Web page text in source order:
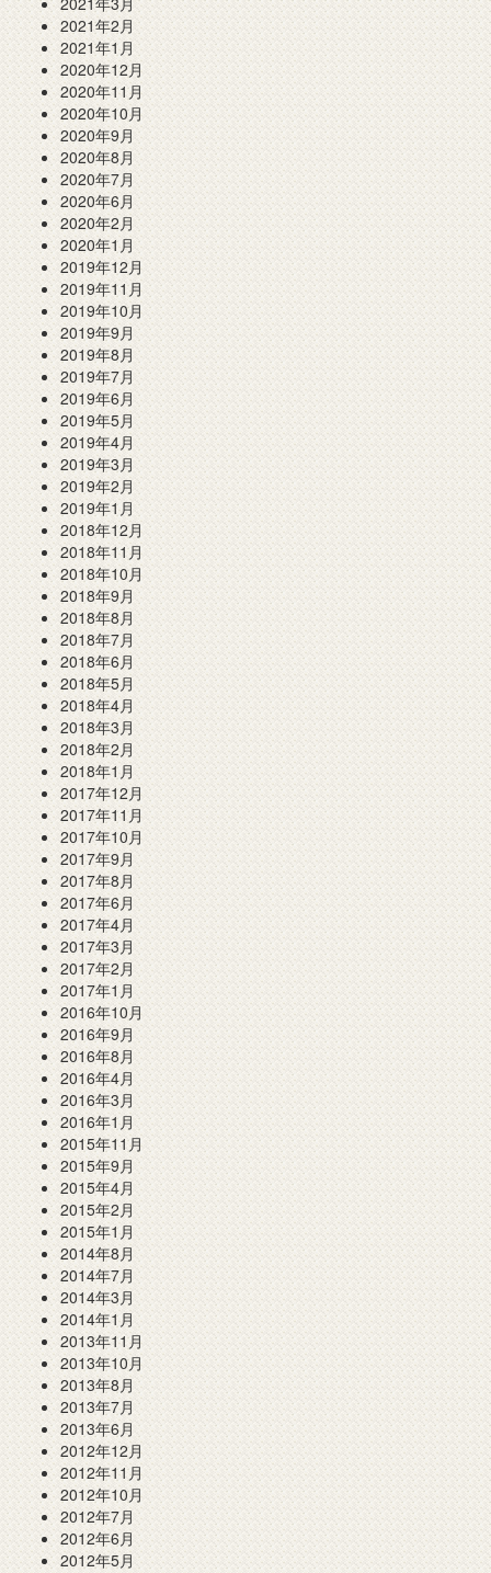
2021年2月
2021年1月
2020年12月
2020年11月
2020年10月
2020年9月
2020年8月
2020年7月
2020年6月
2020年2月
2020年1月
2019年12月
2019年11月
2019年10月
2019年9月
2019年8月
2019年7月
2019年6月
2019年5月
2019年4月
2019年3月
2019年2月
2019年1月
2018年12月
2018年11月
2018年10月
2018年9月
2018年8月
2018年7月
2018年6月
2018年5月
2018年4月
2018年3月
2018年2月
2018年1月
2017年12月
2017年11月
2017年10月
2017年9月
2017年8月
2017年6月
2017年4月
2017年3月
2017年2月
2017年1月
2016年10月
2016年9月
2016年8月
2016年4月
2016年3月
2016年1月
2015年11月
2015年9月
2015年4月
2015年2月
2015年1月
2014年8月
2014年7月
2014年3月
2014年1月
2013年11月
2013年10月
2013年8月
2013年7月
2013年6月
2012年12月
2012年11月
2012年10月
2012年7月
2012年6月
2012年5月